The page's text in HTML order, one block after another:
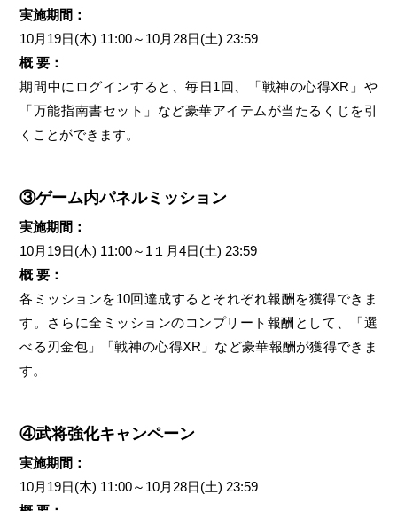
実施期間：
10月19日(木) 11:00～10月28日(土) 23:59
概 要：
期間中にログインすると、毎日1回、「戦神の心得XR」や
「万能指南書セット」など豪華アイテムが当たるくじを引
くことができます。
③ゲーム内パネルミッション
実施期間：
10月19日(木) 11:00～1１月4日(土) 23:59
概 要：
各ミッションを10回達成するとそれぞれ報酬を獲得できま
す。さらに全ミッションのコンプリート報酬として、「選
べる刃金包」「戦神の心得XR」など豪華報酬が獲得できま
す。
④武将強化キャンペーン
実施期間：
10月19日(木) 11:00～10月28日(土) 23:59